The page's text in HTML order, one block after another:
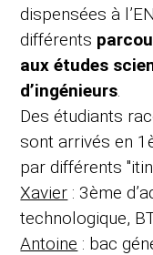
dispensées à
différents
aux études
d’ingénieurs
Des étudiants
sont arrivés en
par différents
Xavier : 3ème
technologique,
Antoine : bac